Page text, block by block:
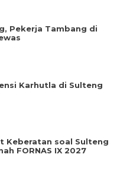
Pekerja Tambang di
Karhutla di Sulteng
Keberatan soal Sulteng
FORNAS IX 2027